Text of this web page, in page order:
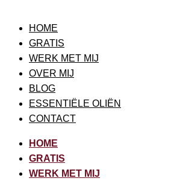
HOME
GRATIS
WERK MET MIJ
OVER MIJ
BLOG
ESSENTIËLE OLIËN
CONTACT
HOME
GRATIS
WERK MET MIJ